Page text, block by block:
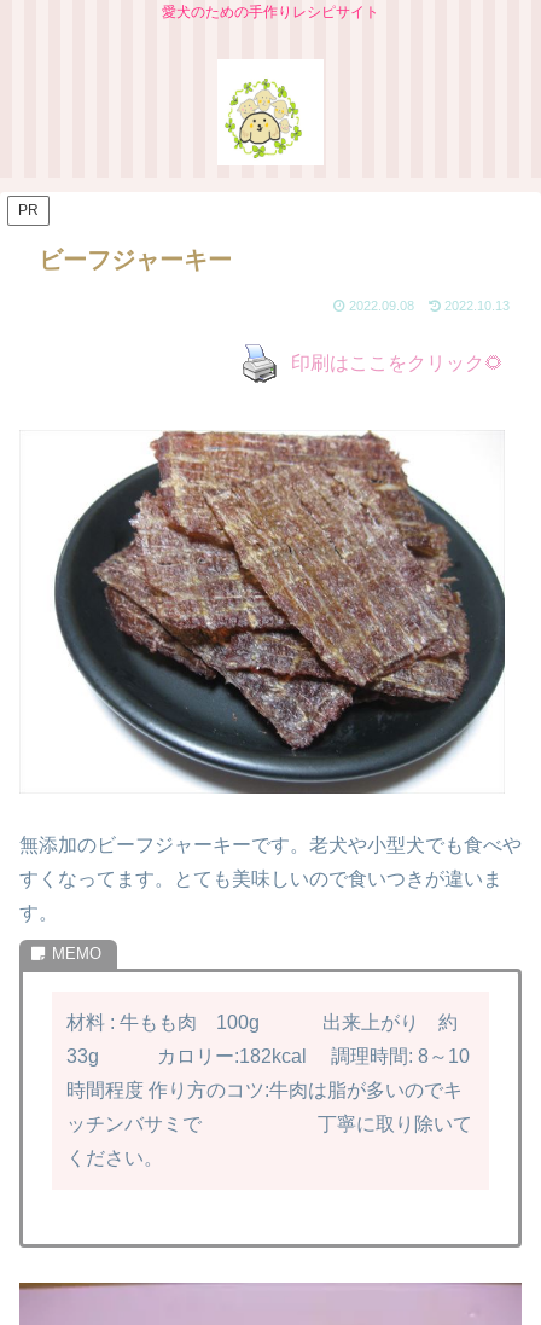
愛犬のための手作りレシピサイト
PR
ビーフジャーキー
2022.09.08 2022.10.13
印刷はここをクリック🌻
無添加のビーフジャーキーです。老犬や小型犬でも食べや
すくなってます。
とても美味しいので食いつきが違いま
す。
材料 : 牛もも肉 100g
出来上がり 約
33g カロリー:182kcal 調理時間: 8～10
時間程度 作り方のコツ:牛肉は脂が多いのでキ
ッチンバサミで 丁寧に取り除いて
ください。